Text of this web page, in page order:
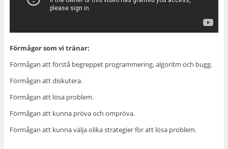
Förmågor som vi tränar:
Förmågan att förstå begreppet programmering, algoritm och bugg.
Förmågan att diskutera.
Förmågan att lösa problem.
Förmågan att kunna pröva och ompröva.
Förmågan att kunna välja olika strategier för att lösa problem.